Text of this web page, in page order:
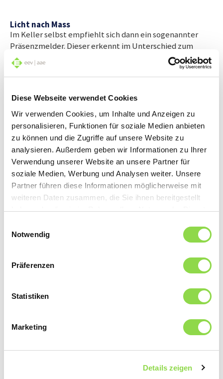
Diese Webseite verwendet Cookies
Wir verwenden Cookies, um Inhalte und Anzeigen zu
personalisieren, Funktionen für soziale Medien anbieten
zu können und die Zugriffe auf unsere Website zu
analysieren. Außerdem geben wir Informationen zu Ihrer
Verwendung unserer Website an unsere Partner für
soziale Medien, Werbung und Analysen weiter. Unsere
Partner führen diese Informationen möglicherweise mit
weiteren Daten zusammen, die Sie ihnen bereitgestellt
haben oder die sie im Rahmen Ihrer Nutzung der Dienste
Notwendig
Präferenzen
Statistiken
Marketing
Details zeigen
Licht nach Mass
Im Keller selbst empfiehlt sich dann ein sogenannter
Präsenzmelder. Dieser erkennt im Unterschied zum
Bewegungsmelder die Anwesenheit einer Person ohne,
dass diese herumläuft. Die empfindliche
Sensorentechnik erkennt sogar kleinste Bewegungen
schaltet sich das Licht automatisch aus.
Sichere Wege
Ein Stolperstein kann bei Dunkelheit auch der Weg ins
Haus werden. Und das im wahrsten Sinne des Wortes. Ein
falscher Schritt und schon ist es geschehen. Eine
automatische Wegbeleuchtung kann dieses Risiko
schmälern. Von Modellen, die bereits mit einem
Bewegungssensor ausgestattet sind bis zu LED-
Solarleuchten – der Elektrofachmann findet die